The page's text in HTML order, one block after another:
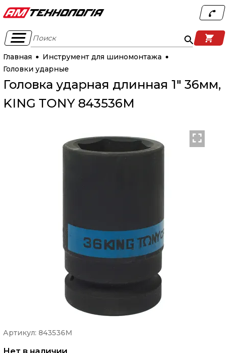
Поиск
Главная
Инструмент для шиномонтажа
Головки ударные
Головка ударная длинная 1" 36мм,
KING TONY 843536M
Артикул: 843536М